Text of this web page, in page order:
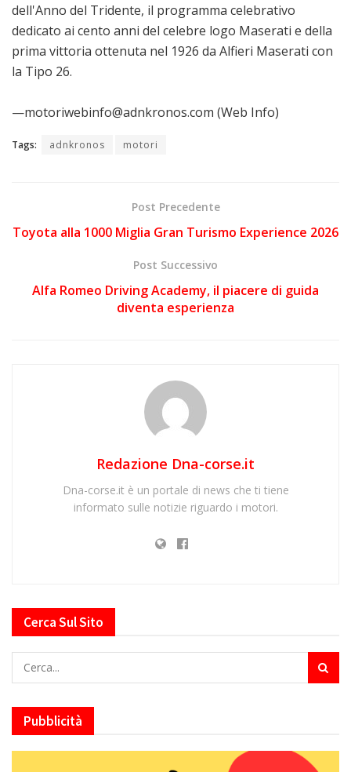
dell'Anno del Tridente, il programma celebrativo
dedicato ai cento anni del celebre logo Maserati e della
prima vittoria ottenuta nel 1926 da Alfieri Maserati con
la Tipo 26.
—motoriwebinfo@adnkronos.com (Web Info)
Tags: adnkronos motori
Post Precedente
Toyota alla 1000 Miglia Gran Turismo Experience 2026
Post Successivo
Alfa Romeo Driving Academy, il piacere di guida
diventa esperienza
Redazione Dna-corse.it
Dna-corse.it è un portale di news che ti tiene
informato sulle notizie riguardo i motori.
Cerca Sul Sito
Pubblicità